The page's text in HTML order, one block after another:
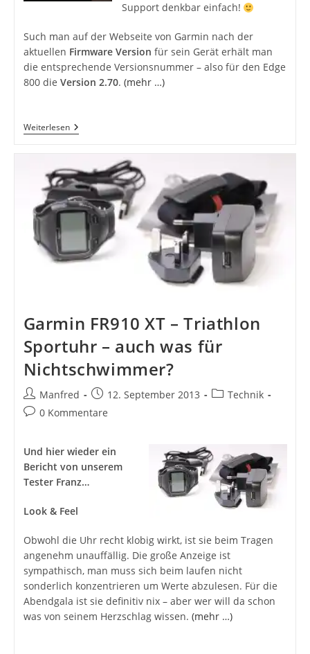
Support denkbar einfach!
Such man auf der Webseite von Garmin nach der
aktuellen Firmware Version für sein Gerät erhält man
die entsprechende Versionsnummer – also für den Edge
800 die Version 2.70. (mehr …)
WeiterlesenGarmin
Edge
Firmware
Update
Auch
Mit
Linux
Garmin FR910 XT – Triathlon
Sportuhr – auch was für
Nichtschwimmer?
Beitrags-
Autor:
Manfred
Beitrag
veröffentlicht:
12. September 2013
Beitrags-
Technik
Beitrags-
0 Kommentare
Und hier wieder ein
Bericht von unserem
Tester Franz…
Look & Feel
Obwohl die Uhr recht klobig wirkt, ist sie beim Tragen
angenehm unauffällig. Die große Anzeige ist
sympathisch, man muss sich beim laufen nicht
sonderlich konzentrieren um Werte abzulesen. Für die
Abendgala ist sie definitiv nix – aber wer will da schon
was von seinem Herzschlag wissen. (mehr …)